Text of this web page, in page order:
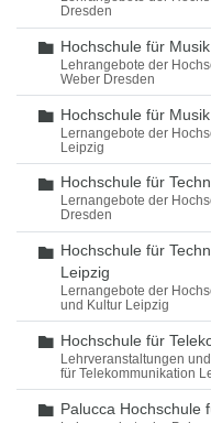
Dresden
Ordner
Hochschule für
Lehrangebote der
Weber Dresden
Ordner
Hochschule für
Lernangebote der
Leipzig
Ordner
Hochschule für
Lernangebote der
Dresden
Ordner
Hochschule für
Leipzig
Lernangebote der
und Kultur Leipzig
Ordner
Hochschule für
Lehrveranstaltungen
für Telekommunikation
Ordner
Palucca Hochschule